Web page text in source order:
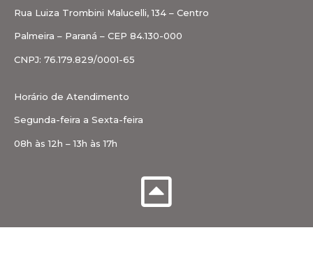
Rua Luiza Trombini Malucelli, 134 – Centro
Palmeira – Paraná – CEP 84.130-000
CNPJ: 76.179.829/0001-65
Horário de Atendimento
Segunda-feira a Sexta-feira
08h às 12h – 13h às 17h